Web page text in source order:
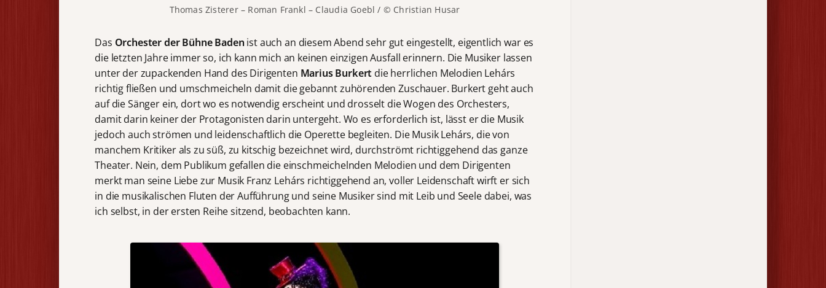
Thomas Zisterer – Roman Frankl – Claudia Goebl / © Christian Husar
Das Orchester der Bühne Badenist auch an diesem Abend sehr gut eingestellt, eigentlich war es
die letzten Jahre immer so, ich kann mich an keinen einzigen Ausfall erinnern. Die Musiker lassen
unter der zupackenden Hand des Dirigenten Marius Burkert die herrlichen Melodien Lehárs
richtig fließen und umschmeicheln damit die gebannt zuhörenden Zuschauer. Burkert geht auch
auf die Sänger ein, dort wo es notwendig erscheint und drosselt die Wogen des Orchesters,
damit darin keiner der Protagonisten darin untergeht. Wo es erforderlich ist, lässt er die Musik
jedoch auch strömen und leidenschaftlich die Operette begleiten. Die Musik Lehárs, die von
manchem Kritiker als zu süß, zu kitschig bezeichnet wird, durchströmt richtiggehend das ganze
Theater. Nein, dem Publikum gefallen die einschmeichelnden Melodien und dem Dirigenten
merkt man seine Liebe zur Musik Franz Lehárs richtiggehend an, voller Leidenschaft wirft er sich
in die musikalischen Fluten der Aufführung und seine Musiker sind mit Leib und Seele dabei, was
ich selbst, in der ersten Reihe sitzend, beobachten kann.